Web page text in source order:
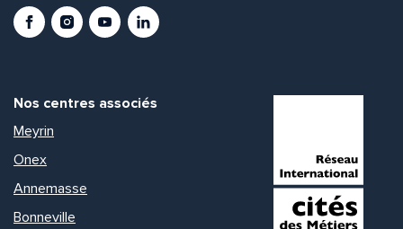
FacebookInstagramYoutubeLinkedIn
Nos centres associés
Meyrin
Onex
Annemasse
Bonneville